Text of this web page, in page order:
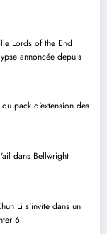
Lords of the End
annoncée depuis
pack d'extension des
dans Bellwright
Li s'invite dans un
6